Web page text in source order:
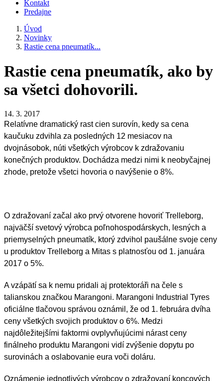
Kontakt
Predajne
Úvod
Novinky
Rastie cena pneumatík...
Rastie cena pneumatík, ako by
sa všetci dohovorili.
14. 3. 2017
Relatívne dramatický rast cien surovín, kedy sa cena
kaučuku zdvihla za posledných 12 mesiacov na
dvojnásobok, núti všetkých výrobcov k zdražovaniu
konečných produktov. Dochádza medzi nimi k neobyčajnej
zhode, pretože všetci hovoria o navýšenie o 8%.
O zdražovaní začal ako prvý otvorene hovoriť Trelleborg,
najväčší svetový výrobca poľnohospodárskych, lesných a
priemyselných pneumatík, ktorý zdvihol paušálne svoje ceny
u produktov Trelleborg a Mitas s platnosťou od 1. januára
2017 o 5%.
A vzápätí sa k nemu pridali aj protektoráři na čele s
talianskou značkou Marangoni. Marangoni Industrial Tyres
oficiálne tlačovou správou oznámil, že od 1. februára dvíha
ceny všetkých svojich produktov o 6%. Medzi
najdôležitejšími faktormi ovplyvňujúcimi nárast ceny
finálneho produktu Marangoni vidí zvýšenie dopytu po
surovinách a oslabovanie eura voči doláru.
Oznámenie jednotlivých výrobcov o zdražovaní koncových